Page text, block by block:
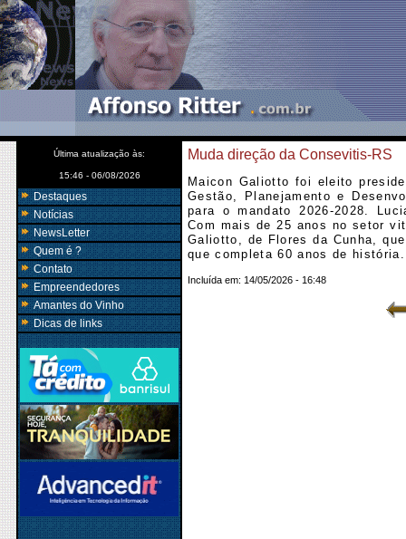
Última atualização às:
15:46 - 06/08/2026
Destaques
Notícias
NewsLetter
Quem é ?
Contato
Empreendedores
Amantes do Vinho
Dicas de links
Muda direção da Consevitis-RS
Maicon Galiotto foi eleito
Gestão, Planejamento e
para o mandato 2026-2028.
Com mais de 25 anos no setor
Galiotto, de Flores da Cunha,
que completa 60 anos de história.
Incluída em: 14/05/2026 - 16:48